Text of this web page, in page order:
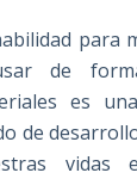
para
de
es
de
vidas